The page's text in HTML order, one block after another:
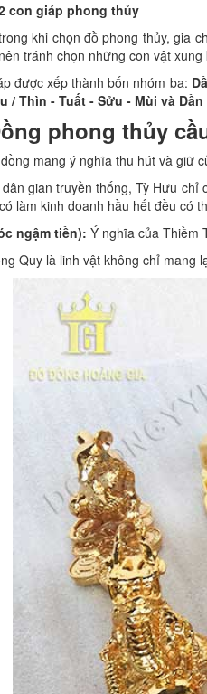
con giáp phong thủy
khi chọn đồ phong thủy, gia
tránh chọn những con vật
được xếp thành bốn nhóm ba:
/ Thìn - Tuất - Sửu - Mùi và
phong thủy
mang ý nghĩa thu hút và giữ
gian truyền thống, Tỳ Hưu chỉ
làm kinh doanh hầu hết đều có
ngậm tiền): Ý nghĩa của Thiềm
Quy là linh vật không chỉ mang